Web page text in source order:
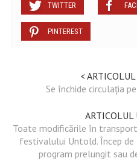
TWITTER
PINTEREST
<
Se închide circulația
ARTICOLUL
Toate modificările în
festivalului Untold. Încep de
program prelungit sau